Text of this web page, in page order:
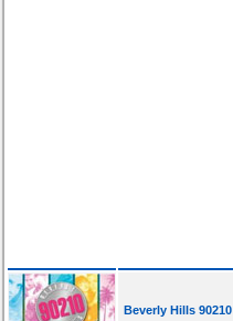
Beverly Hills 90210